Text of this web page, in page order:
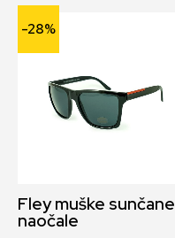
-28%
Fley muške sunčane
naočale